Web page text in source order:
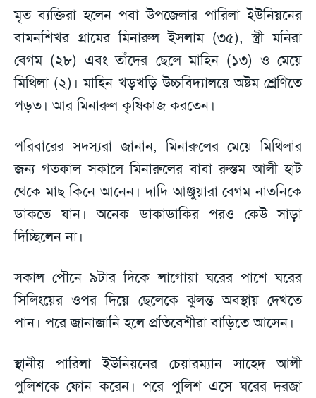
মৃত ব্যক্তিরা হলেন পবা উপজেলার পারিলা ইউনিয়নের
বামনশিখর গ্রামের মিনারুল ইসলাম (৩৫), স্ত্রী মনিরা
বেগম (২৮) এবং তাঁদের ছেলে মাহিন (১৩) ও মেয়ে
মিথিলা (২)। মাহিন খড়খড়ি উচ্চবিদ্যালয়ে অষ্টম শ্রেণিতে
পড়ত। আর মিনারুল কৃষিকাজ করতেন।
পরিবারের সদস্যরা জানান, মিনারুলের মেয়ে মিথিলার
জন্য গতকাল সকালে মিনারুলের বাবা রুস্তম আলী হাট
থেকে মাছ কিনে আনেন। দাদি আঞ্জুয়ারা বেগম নাতনিকে
ডাকতে যান। অনেক ডাকাডাকির পরও কেউ সাড়া
দিচ্ছিলেন না।
সকাল পৌনে ৯টার দিকে লাগোয়া ঘরের পাশে ঘরের
সিলিংয়ের ওপর দিয়ে ছেলেকে ঝুলন্ত অবস্থায় দেখতে
পান। পরে জানাজানি হলে প্রতিবেশীরা বাড়িতে আসেন।
স্থানীয় পারিলা ইউনিয়নের চেয়ারম্যান সাহেদ আলী
পুলিশকে ফোন করেন। পরে পুলিশ এসে ঘরের দরজা